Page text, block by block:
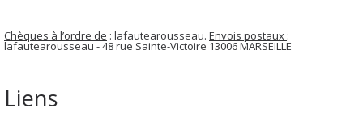
Chèques à l’ordre de : lafautearousseau. Envois postaux :
lafautearousseau - 48 rue Sainte-Victoire 13006 MARSEILLE
Liens